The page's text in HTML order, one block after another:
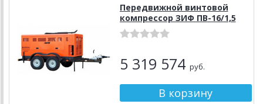
Передвижной винтовой
компрессор ЗИФ ПВ-16/1,5
5 319 574 руб.